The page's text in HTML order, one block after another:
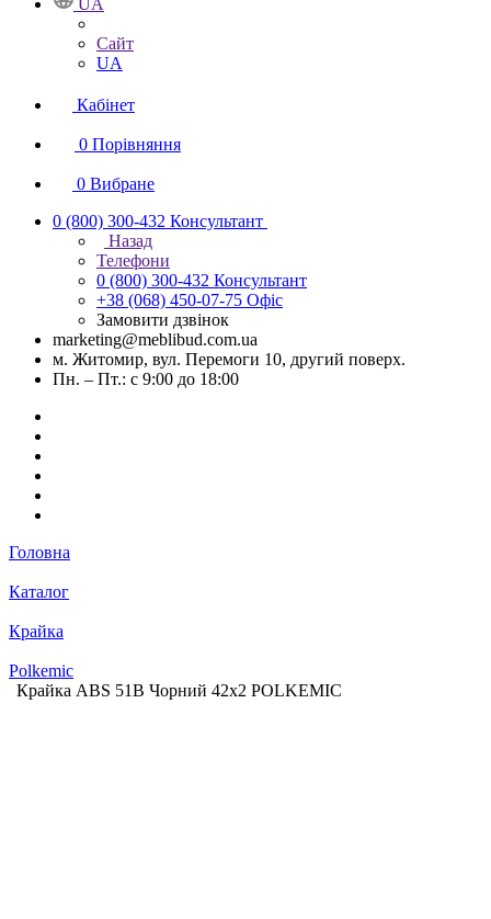
UA
Сайт
UA
Кабінет
0 Порівняння
0 Вибране
0 (800) 300-432 Консультант
Назад
Телефони
0 (800) 300-432 Консультант
+38 (068) 450-07-75 Офіс
Замовити дзвінок
marketing@meblibud.com.ua
м. Житомир, вул. Перемоги 10, другий поверх.
Пн. – Пт.: с 9:00 до 18:00
Головна
Каталог
Крайка
Polkemic
Крайка ABS 51B Чорний 42х2 POLKEMIC